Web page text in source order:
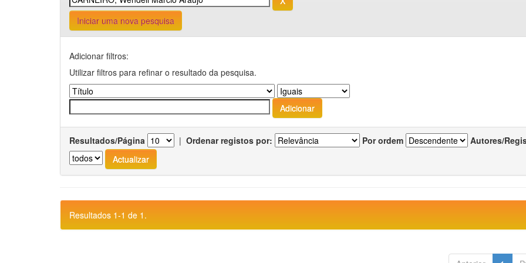
Iniciar uma nova pesquisa
Adicionar filtros:
Utilizar filtros para refinar o resultado da pesquisa.
Resultados/Página | Ordenar registos por: Por ordem Autores/
Resultados 1-1 de 1.